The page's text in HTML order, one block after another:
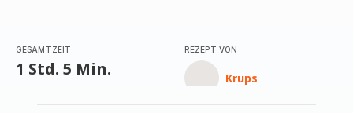
GESAMTZEIT
1 Std. 5 Min.
REZEPT VON
Krups